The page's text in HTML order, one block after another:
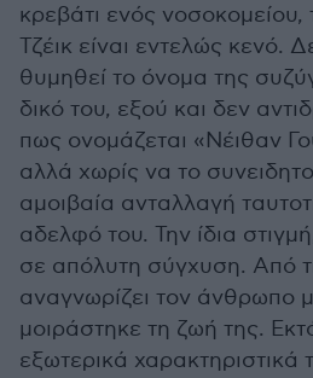
κρεβάτι ενός νοσοκομείου,
Τζέικ είναι εντελώς κενό.
θυμηθεί το όνομα της
δικό του, εξού και δεν
πως ονομάζεται «Νέιθαν
αλλά χωρίς να το
αμοιβαία ανταλλαγή
αδελφό του. Την ίδια
σε απόλυτη σύγχυση. Από
αναγνωρίζει τον άνθρωπο
μοιράστηκε τη ζωή της.
εξωτερικά χαρακτηριστικά